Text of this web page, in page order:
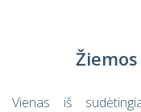
Vienas iš